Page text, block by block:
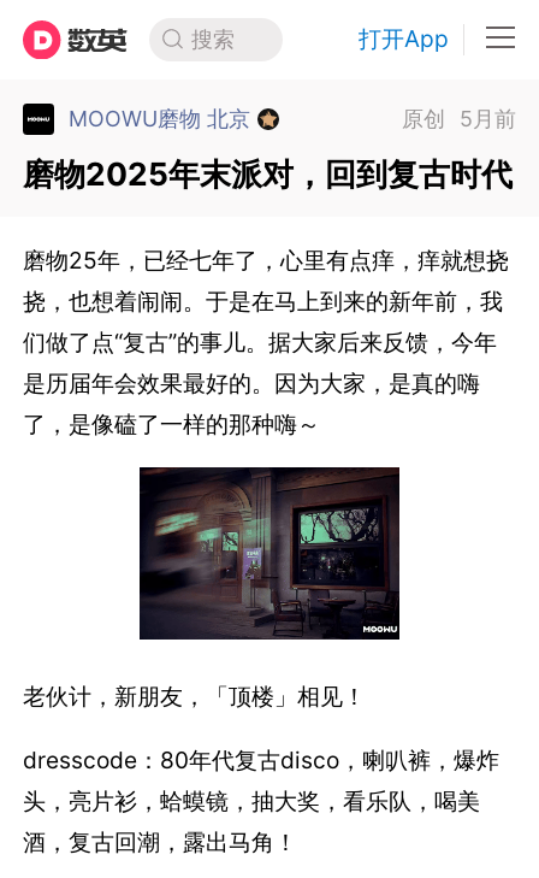
搜索 打开App
MOOWU磨物 北京 原创 5月前
磨物2025年末派对，回到复古时代
磨物25年，已经七年了，心里有点痒，痒就想挠
挠，也想着闹闹。于是在马上到来的新年前，我
们做了点“复古”的事儿。据大家后来反馈，今年
是历届年会效果最好的。因为大家，是真的嗨
了，是像磕了一样的那种嗨～
老伙计，新朋友，「顶楼」相见！
dresscode：80年代复古disco， 喇叭裤，爆炸
头，亮片衫，蛤蟆镜，抽大奖，看乐队，喝美
酒，复古回潮，露出马角！